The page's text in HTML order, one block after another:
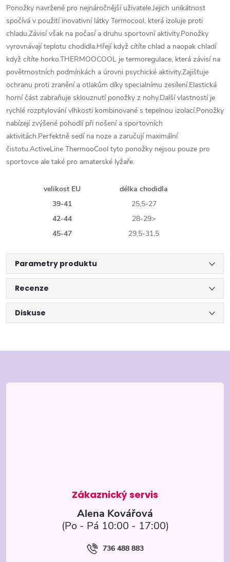
Ponožky navržené pro nejnáročnější uživatele.Jejich unikátnost
spočívá v použití inovativní látky Termocool, která izoluje proti
chladu.Závisí však na počasí a druhu sportovní aktivity.Ponožky
vyrovnávají teplotu chodidla.Hřejí když cítíte chlad a naopak chladí
když cítíte horko.THERMOOCOOL je termoregulace, která závisí na
povětrnostních podmínkách a úrovni psychické aktivity.Zajišťuje
ochranu proti zranění a otlakům díky specialnímu zesílení.Elastická
horní část zabraňuje sklouznutí ponožky z nohy.Další vlastností je
rychlé rozptylování vlhkosti kombinované s tepelnou izolací.Ponožky
nabízejí zvýšené pohodlí při nošení a sportovních
aktivitách.Perfektně sedí na noze a zaručují maximální
čistotu.ActiveLine ThermooCool tyto ponožky nejsou pouze pro
sportovce ale také pro amaterské lyžaře.
velikost EU
délka chodidla
39-41
25,5-27
42-44
28-29>
45-47
29,5-31,5
Parametry produktu
Recenze
Diskuse
á
Alena Kovářová
736 488 883